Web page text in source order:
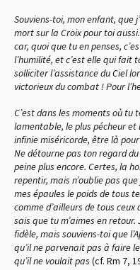
Souviens-toi, mon enfant, que
mort sur la Croix pour toi
car, quoi que tu en penses,
l’humilité, et c’est elle qui fait
solliciter l’assistance du Ciel
victorieux du combat ! Pour
C’est dans les moments où tu
lamentable, le plus pécheur et
infinie miséricorde, être là
Ne détourne pas ton regard
peine plus encore. Certes, la
repentir, mais n’oublie pas
mes épaules le poids de tous
comme d’ailleurs de tous ceux
sais que tu m’aimes en
fidèle, mais souviens-toi que
qu’il ne parvenait pas à faire
qu’il ne voulait pas (cf. Rm 7,